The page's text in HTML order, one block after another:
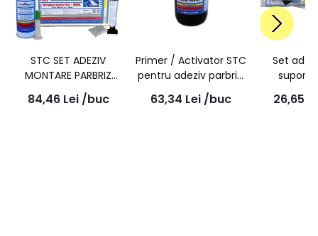
STC SET ADEZIV
MONTARE PARBRIZ
HMNL 310ML
84,46 Lei /buc
Primer / Activator STC
pentru adeziv parbriz,
100ml
63,34 Lei /buc
Set
suport
parbriz
26,65